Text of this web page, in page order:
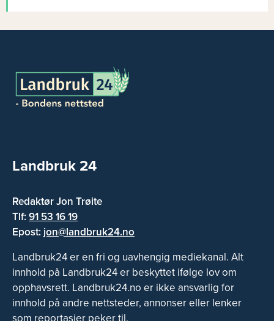
Landbruk 24
Redaktør Jon Trøite
Tlf:91 53 16 19
Epost: jon@landbruk24.no
Landbruk24 er en fri og uavhengig mediekanal. Alt
innhold på Landbruk24 er beskyttet ifølge lov om
opphavsrett. Landbruk24.no er ikke ansvarlig for
innhold på andre nettsteder, annonser eller lenker